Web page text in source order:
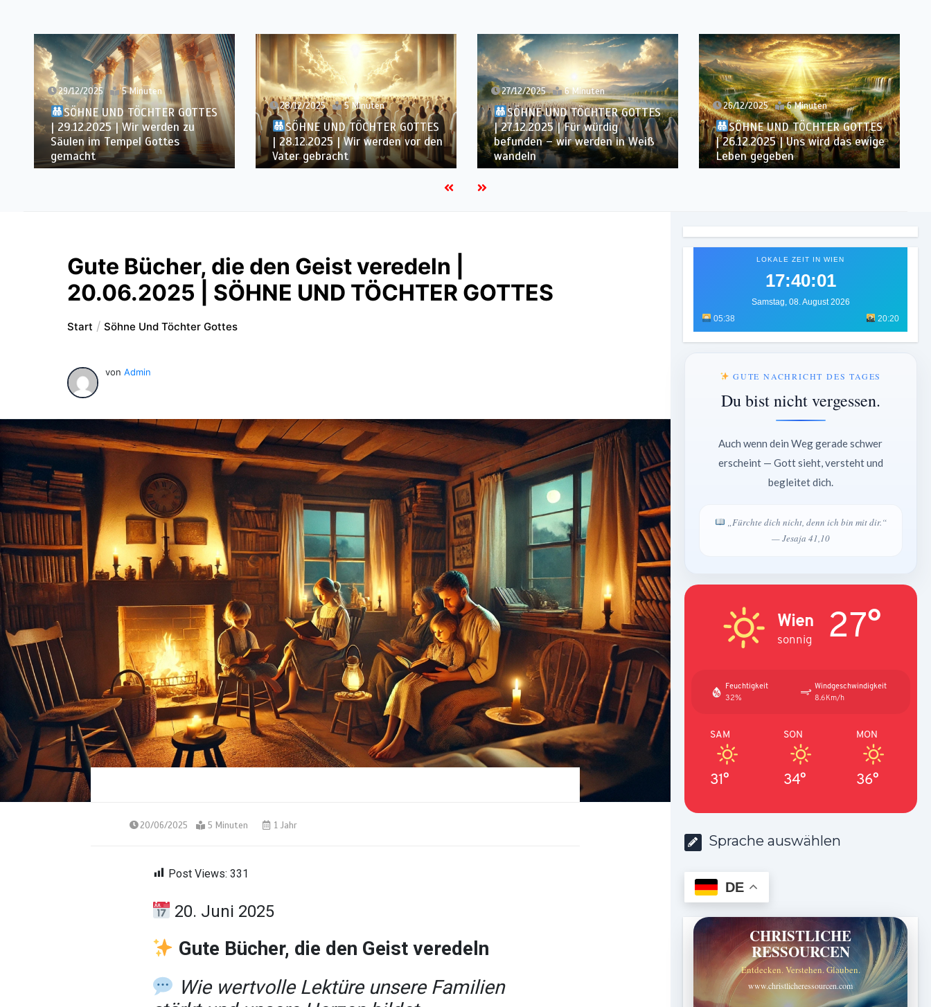
29/12/2025 5 Minuten
SÖHNE UND TÖCHTER GOTTES
| 29.12.2025 | Wir werden zu
Säulen im Tempel Gottes
gemacht
28/12/2025 5 Minuten
SÖHNE UND TÖCHTER GOTTES
| 28.12.2025 | Wir werden vor den
Vater gebracht
27/12/2025 6 Minuten
SÖHNE UND TÖCHTER GOTTES
| 27.12.2025 | Für würdig
befunden – wir werden in Weiß
wandeln
26/12/2025 6 Minuten
SÖHNE UND TÖCHTER GOTTES
| 26.12.2025 | Uns wird das ewige
Leben gegeben
Gute Bücher, die den Geist veredeln |
20.06.2025 | SÖHNE UND TÖCHTER GOTTES
Start Söhne Und Töchter Gottes
von Admin
20/06/2025 5 Minuten 1 Jahr
Post Views: 331
20. Juni 2025
Gute Bücher, die den Geist veredeln
Wie wertvolle Lektüre unsere Familien
LOKALE ZEIT IN WIEN
17:40:03
Samstag, 08. August 2026
05:38
20:20
GUTE NACHRICHT DES TAGES
Du bist nicht vergessen.
Auch wenn dein Weg gerade schwer
erscheint — Gott sieht, versteht und
begleitet dich.
„Fürchte dich nicht, denn ich bin mit dir.“
— Jesaja 41,10
Wien
sonnig 27°
Feuchtigkeit
32%
Windgeschwindigkeit
8.6Km/h
SAM
31°
SON
34°
MON
36°
Sprache auswählen
DE
CHRISTLICHE
RESSOURCEN
Entdecken. Verstehen. Glauben.
www.christlicheressourcen.com